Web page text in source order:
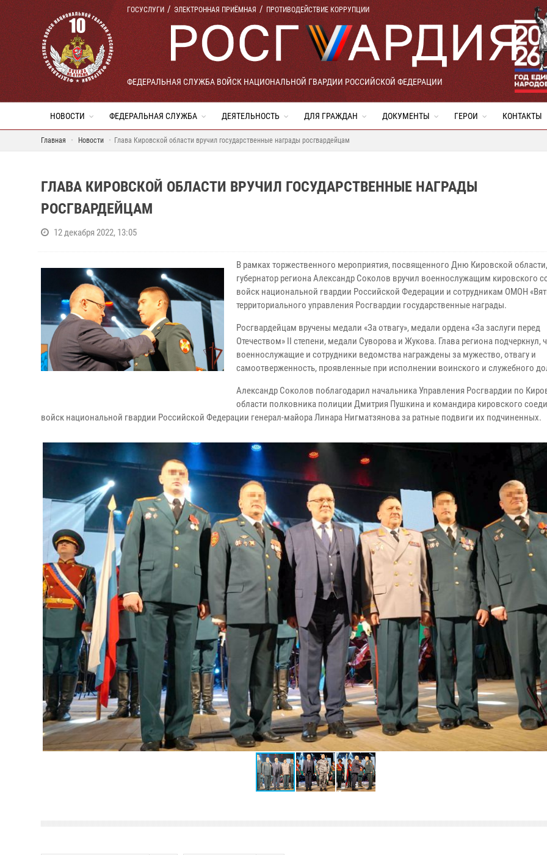
ГОСУСЛУГИ ЭЛЕКТРОННАЯ ПРИЁМНАЯ ПРОТИВОДЕЙСТВИЕ КОРРУПЦИИ
ФЕДЕРАЛЬНАЯ СЛУЖБА ВОЙСК НАЦИОНАЛЬНОЙ ГВАРДИИ РОССИЙСКОЙ ФЕДЕРАЦИИ
НОВОСТИ ФЕДЕРАЛЬНАЯ СЛУЖБА ДЕЯТЕЛЬНОСТЬ ДЛЯ ГРАЖДАН ДОКУМЕНТЫ ГЕРОИ КОНТАКТЫ
Главная Новости Глава Кировской области вручил государственные награды росгвардейцам
ГЛАВА КИРОВСКОЙ ОБЛАСТИ ВРУЧИЛ ГОСУДАРСТВЕННЫЕ НАГРАДЫ
РОСГВАРДЕЙЦАМ
12 декабря 2022, 13:05
В рамках торжественного мероприятия, посвященного Дню Кировской области,
губернатор региона Александр Соколов вручил военнослужащим кировского
войск национальной гвардии Российской Федерации и сотрудникам ОМОН
территориального управления Росгвардии государственные награды.
Росгвардейцам вручены медали «За отвагу», медали ордена «За заслуги перед
Отечеством» II степени, медали Суворова и Жукова. Глава региона подчеркнул,
военнослужащие и сотрудники ведомства награждены за мужество, отвагу и
самоотверженность, проявленные при исполнении воинского и служебного
Александр Соколов поблагодарил начальника Управления Росгвардии по
области полковника полиции Дмитрия Пушкина и командира кировского
войск национальной гвардии Российской Федерации генерал-майора Линара Нигматзянова за ратные подвиги их подчиненных.